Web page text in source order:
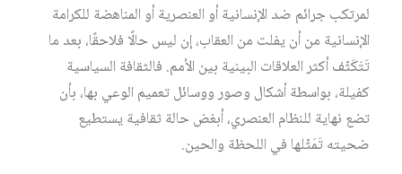
لمرتكب جرائم ضد الإنسانية أو العنصرية أو المناهضة للكرامة
الإنسانية من أن يفلت من العقاب، إن ليس حالًا فلاحقًا، بعد ما
تَتَكَثّف أكثر العلاقات البينية بين الأمم. فالثقافة السياسية
كفيلة، بواسطة أشكال وصور ووسائل تعميم الوعي بها، بأن
تضع نهاية للنظام العنصري، أبغض حالة ثقافية يستطيع
ضحيته تَمَثّلها في اللحظة والحين.